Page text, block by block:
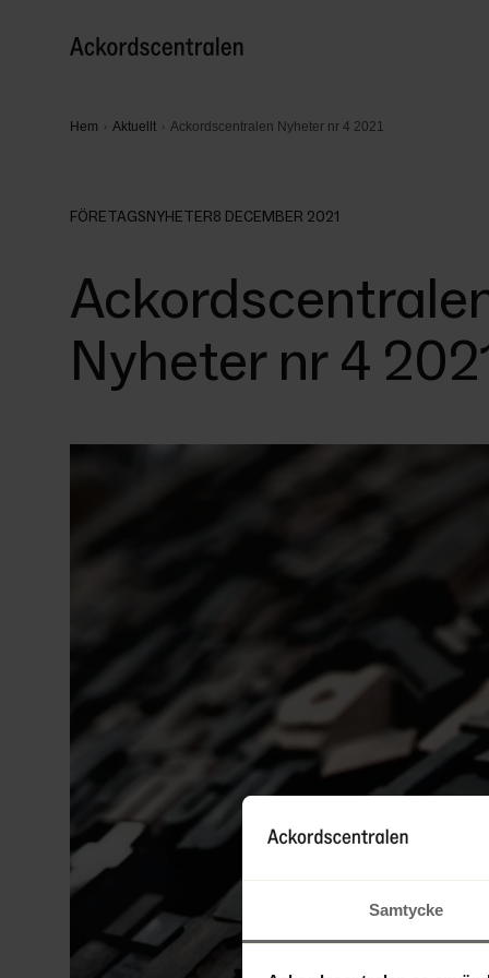
Samtycke
Hem Aktuellt Ackordscentralen Nyheter nr 4 2021
FÖRETAGSNYHETER8 DECEMBER 2021
Nyheter nr 4